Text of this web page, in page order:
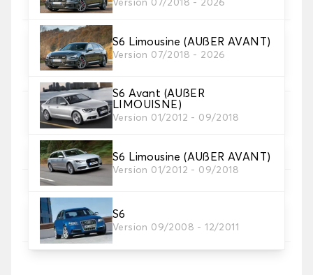
Version 07/2018 - 2026
S6 Limousine (AUßER AVANT)
Version 07/2018 - 2026
S6 Avant (AUßER
LIMOUISNE)
Version 01/2012 - 09/2018
S6 Limousine (AUßER AVANT)
Version 01/2012 - 09/2018
S6
Version 09/2008 - 12/2011
3. Set-Auswahl
Wählen Sie die Anzahl der Automatten, die Sie
benötigen.
4. Teppichfarbe
Wählen Sie die Farbe Ihres Teppichs Auto.
5. Material der Borte.
Wählen Sie das Material der Borte.